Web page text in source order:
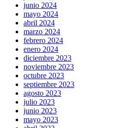
junio 2024
mayo 2024
abril 2024
marzo 2024
febrero 2024
enero 2024
diciembre 2023
noviembre 2023
octubre 2023
septiembre 2023
agosto 2023
julio 2023
junio 2023
mayo 2023